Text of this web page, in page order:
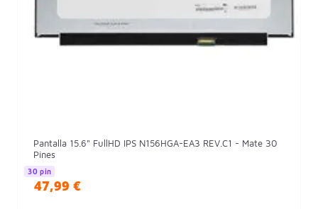
Pantalla 15.6" FullHD IPS N156HGA-EA3 REV.C1 - Mate 30
Pines
30 pin
47,99 €